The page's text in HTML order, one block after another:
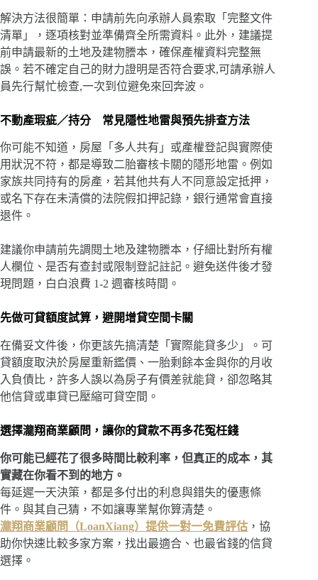
解決方法很簡單：申請前先向承辦人員索取「完整文件
清單」，逐項核對並準備齊全所需資料。此外，建議提
前申請最新的土地及建物謄本，確保產權資料完整無
誤。若不確定自己的財力證明是否符合要求,可請承辦人
員先行幫忙檢查,一次到位避免來回奔波。
不動產瑕疵／持分 常見隱性地雷與預先排查方法
你可能不知道，房屋「多人共有」或產權登記與實際使
用狀況不符，都是導致二胎審核卡關的隱形地雷。例如
家族共同持有的房產，若其他共有人不同意設定抵押，
或名下存在未清償的法院假扣押記錄，銀行通常會直接
退件。
建議你申請前先調閱土地及建物謄本，仔細比對所有權
人欄位、是否有查封或限制登記註記。避免送件後才發
現問題，白白浪費 1-2 週審核時間。
先做可貸額度試算，避開增貸空間卡關
在備妥文件後，你更該先搞清楚「實際能貸多少」。可
貸額度取決於房屋重新鑑價、一胎剩餘本金與你的月收
入負債比，許多人誤以為房子有價差就能貸，卻忽略其
他信貸或車貸已壓縮可貸空間。
選擇瀧翔商業顧問，讓你的貸款不再多花冤枉錢
你可能已經花了很多時間比較利率，但真正的成本，其
實藏在你看不到的地方。
每延遲一天決策，都是多付出的利息與錯失的優惠條
件。與其自己猜，不如讓專業幫你算清楚。
瀧翔商業顧問（LoanXiang）提供一對一免費評估 ，協
助你快速比較多家方案，找出最適合、也最省錢的信貸
選擇。